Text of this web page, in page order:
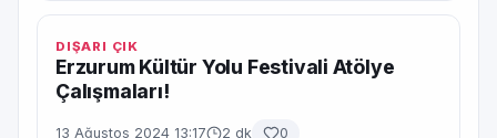
DIŞARI ÇIK
Erzurum Kültür Yolu Festivali Atölye
Çalışmaları!
13 Ağustos 2024 13:17 2 dk 0